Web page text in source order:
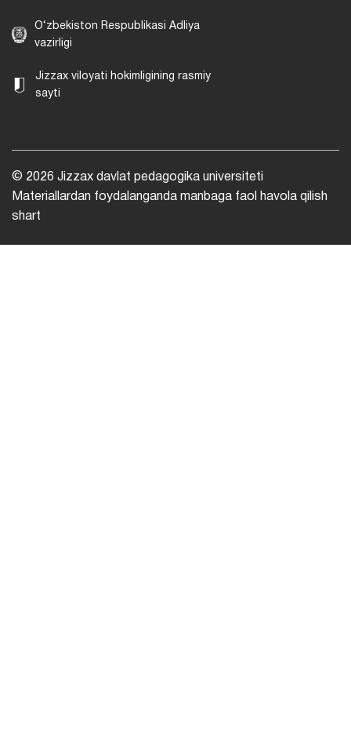
O‘zbekiston Respublikasi Adliya
vazirligi
Jizzax viloyati hokimligining rasmiy
sayti
© 2026 Jizzax davlat pedagogika universiteti
Materiallardan foydalanganda manbaga faol havola qilish
shart